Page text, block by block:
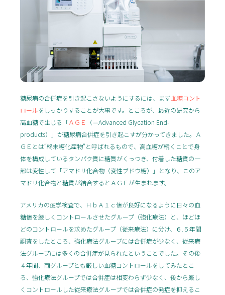
糖尿病の合併症を引き起こさないようにするには、まず血糖コント
ロールをしっかりすることが大事です。ところが、最近の研究から
高血糖で生じる「ＡＧＥ
（＝Advanced Glycation End-
products）」が糖尿病合併症を引き起こすが分かってきました。Ａ
ＧＥとは“終末糖化産物”と呼ばれるもので、高血糖が続くことで身
体を構成しているタンパク質に糖質がくっつき、付着した糖質の一
部は変性して「アマドリ化合物（変性ブドウ糖）」となり、このア
マドリ化合物と糖質が結合するとＡＧＥが生まれます。
アメリカの疫学検査で、ＨｂＡ１ｃ値が良好になるように日々の血
糖値を厳しくコントロールさせたグループ（強化療法）と、ほどほ
どのコントロールを求めたグループ（従来療法）に分け、６.５年間
調査をしたところ、強化療法グループには合併症が少なく、従来療
法グループには多くの合併症が見られたということでした。その後
４年間、両グループとも厳しい血糖コントロールをしてみたとこ
ろ、強化療法グループでは合併症は相変わらず少なく、後から厳し
くコントロールした従来療法グループでは合併症の発症を抑えるこ